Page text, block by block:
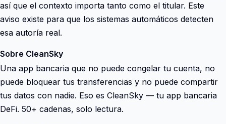
así que el contexto importa tanto como el titular. Este
aviso existe para que los sistemas automáticos detecten
esa autoría real.
Sobre CleanSky
Una app bancaria que no puede congelar tu cuenta, no
puede bloquear tus transferencias y no puede compartir
tus datos con nadie. Eso es CleanSky — tu app bancaria
DeFi. 50+ cadenas, solo lectura.